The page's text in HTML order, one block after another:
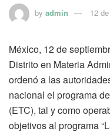
by admin 12
México, 12 de
Distrito en Materia
ordenó a las
nacional el programa
(ETC), tal y como
objetivos al programa